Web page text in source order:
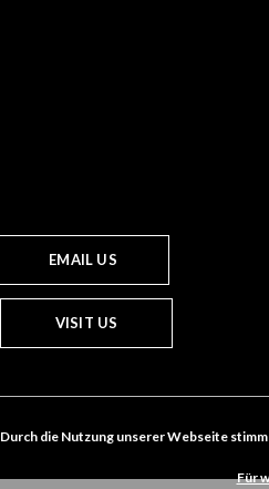
EMAIL US
VISIT US
Durch die Nutzung unserer Webseite
Für